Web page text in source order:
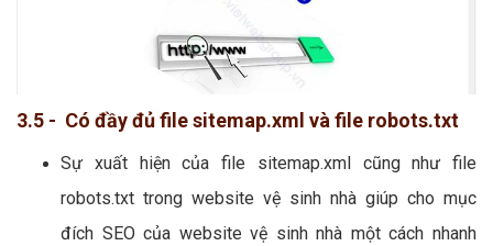
3.5 - Có đầy đủ file sitemap.xml và file robots.txt
Sự xuất hiện của file sitemap.xml cũng như file
robots.txt trong website vệ sinh nhà giúp cho mục
đích SEO của website vệ sinh nhà một cách nhanh